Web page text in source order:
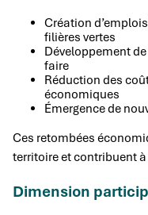
Création
filières vertes
Développement
faire
Réduction des
économiques
Émergence de
Ces retombées
territoire et contribuent
Dimension